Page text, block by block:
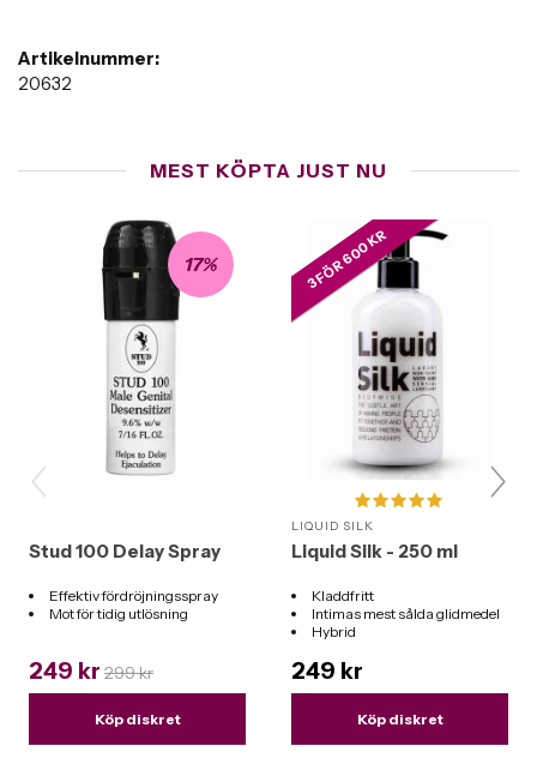
Artikelnummer:
20632
MEST KÖPTA JUST NU
17%
Stud 100 Delay Spray
Effektiv fördröjningsspray
Mot för tidig utlösning
249 kr 299 kr
Köp diskret
3 FÖR 600 KR
LIQUID SILK
Liquid Silk - 250 ml
Kladdfritt
Intimas mest sålda glidmedel
Hybrid
249 kr
Köp diskret